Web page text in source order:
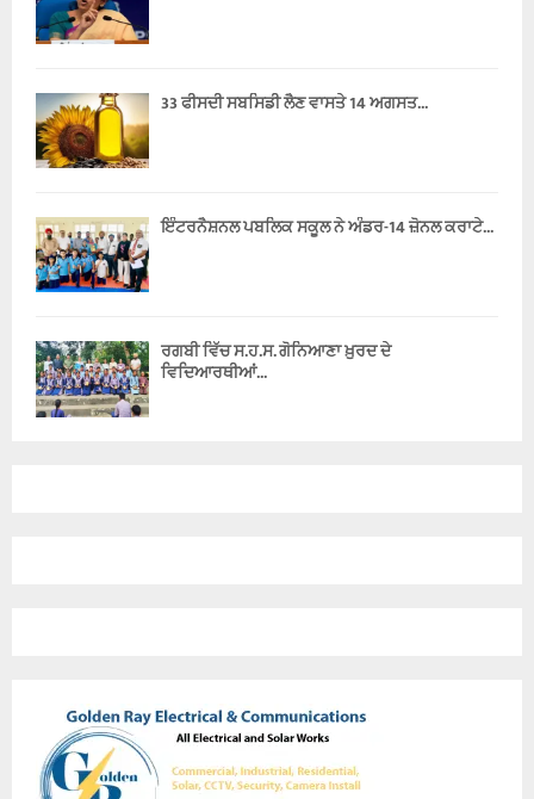
33 ਫੀਸਦੀ ਸਬਸਿਡੀ ਲੈਣ ਵਾਸਤੇ 14 ਅਗਸਤ...
ਇੰਟਰਨੈਸ਼ਨਲ ਪਬਲਿਕ ਸਕੂਲ ਨੇ ਅੰਡਰ-14 ਜ਼ੋਨਲ ਕਰਾਟੇ...
ਰਗਬੀ ਵਿੱਚ ਸ.ਹ.ਸ. ਗੋਨਿਆਣਾ ਖ਼ੁਰਦ ਦੇ
ਵਿਦਿਆਰਥੀਆਂ...